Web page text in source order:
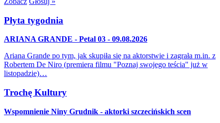
Płyta tygodnia
ARIANA GRANDE - Petal 03 - 09.08.2026
Ariana Grande po tym, jak skupiła się na aktorstwie i zagrała m.in. z
Robertem De Niro (premiera filmu "Poznaj swojego teścia" już w
listopadzie)…
Trochę Kultury
Wspomnienie Niny Grudnik - aktorki szczecińskich scen